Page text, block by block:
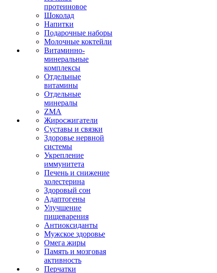
протеиновое
Шоколад
Напитки
Подарочные наборы
Молочные коктейли
Витаминно-
минеральные
комплексы
Отдельные
витамины
Отдельные
минералы
ZMA
Жиросжигатели
Суставы и связки
Здоровье нервной
системы
Укрепление
иммунитета
Печень и снижение
холестерина
Здоровый сон
Адаптогены
Улучшение
пищеварения
Антиоксиданты
Мужское здоровье
Омега жиры
Память и мозговая
активность
Перчатки